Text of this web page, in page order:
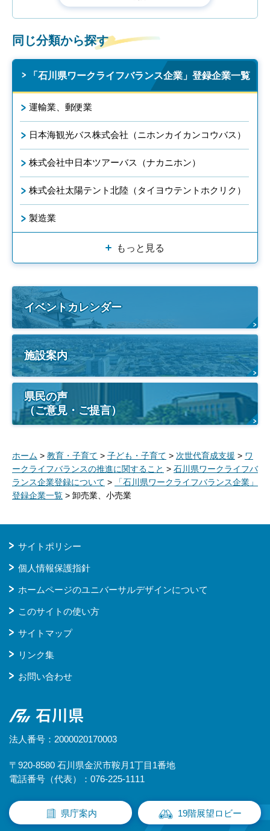
同じ分類から探す
「石川県ワークライフバランス企業」登録企業一覧
運輸業、郵便業
日本海観光バス株式会社（ニホンカイカンコウバス）
株式会社中日本ツアーバス（ナカニホン）
株式会社太陽テント北陸（タイヨウテントホクリク）
製造業
もっと見る
イベントカレンダー
施設案内
県民の声
（ご意見・ご提言）
ホーム > 教育・子育て > 子ども・子育て > 次世代育成支援 > ワ
ークライフバランスの推進に関すること > 石川県ワークライフバ
ランス企業登録について >
「石川県ワークライフバランス企業」
登録企業一覧 > 卸売業、小売業
サイトポリシー
個人情報保護指針
ホームページのユニバーサルデザインについて
このサイトの使い方
サイトマップ
リンク集
お問い合わせ
石川県
法人番号：2000020170003
〒920-8580 石川県金沢市鞍月1丁目1番地
電話番号（代表）：076-225-1111
県庁案内 19階展望ロビー